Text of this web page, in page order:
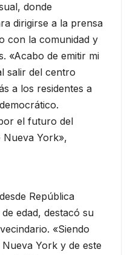
donde
dirigirse a la prensa
con la comunidad y
«Acabo de emitir mi
salir del centro
a los residentes a
el futuro del
Nueva York»,
República
edad, destacó su
«Siendo
York y de este